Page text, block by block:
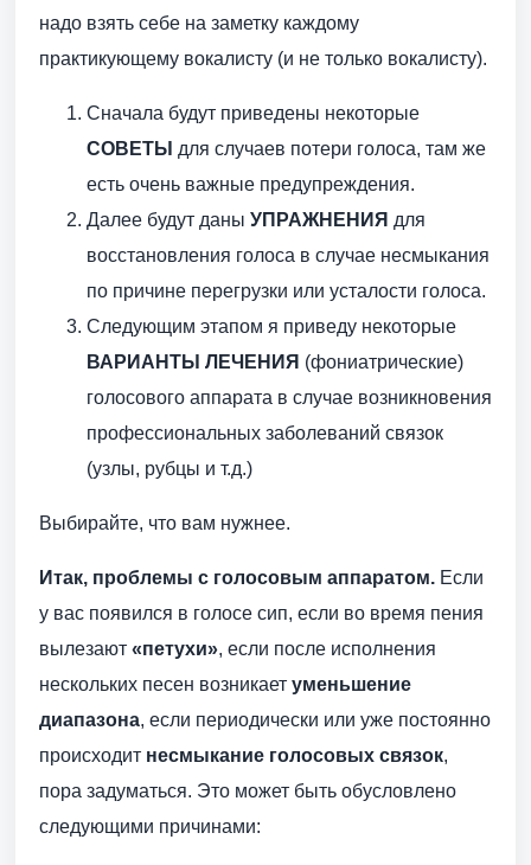
надо взять себе на заметку каждому
практикующему вокалисту (и не только вокалисту).
Сначала будут приведены некоторые
СОВЕТЫ для случаев потери голоса, там же
есть очень важные предупреждения.
Далее будут даны УПРАЖНЕНИЯ для
восстановления голоса в случае несмыкания
по причине перегрузки или усталости голоса.
Следующим этапом я приведу некоторые
ВАРИАНТЫ ЛЕЧЕНИЯ (фониатрические)
голосового аппарата в случае возникновения
профессиональных заболеваний связок
(узлы, рубцы и т.д.)
Выбирайте, что вам нужнее.
Итак, проблемы с голосовым аппаратом. Если
у вас появился в голосе сип, если во время пения
вылезают «петухи», если после исполнения
нескольких песен возникает уменьшение
диапазона, если периодически или уже постоянно
происходит несмыкание голосовых связок,
пора задуматься. Это может быть обусловлено
следующими причинами: